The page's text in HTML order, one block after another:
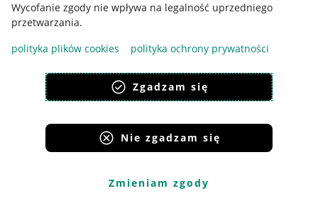
Wycofanie zgody nie wpływa na legalność uprzedniego
przetwarzania.
polityka plików cookies
polityka ochrony prywatności
Zgadzam się
Nie zgadzam się
Zmieniam zgody
Korzystanie z serwisu oznacza akceptacjęregulaminu